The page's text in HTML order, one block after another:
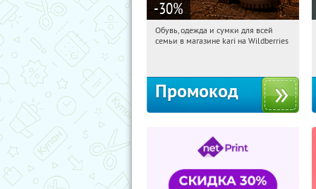
-30%
18:12:32
Получи первым!
Обувь, одежда и сумки для всей
семьи в магазине kari на Wildberries
Промокод